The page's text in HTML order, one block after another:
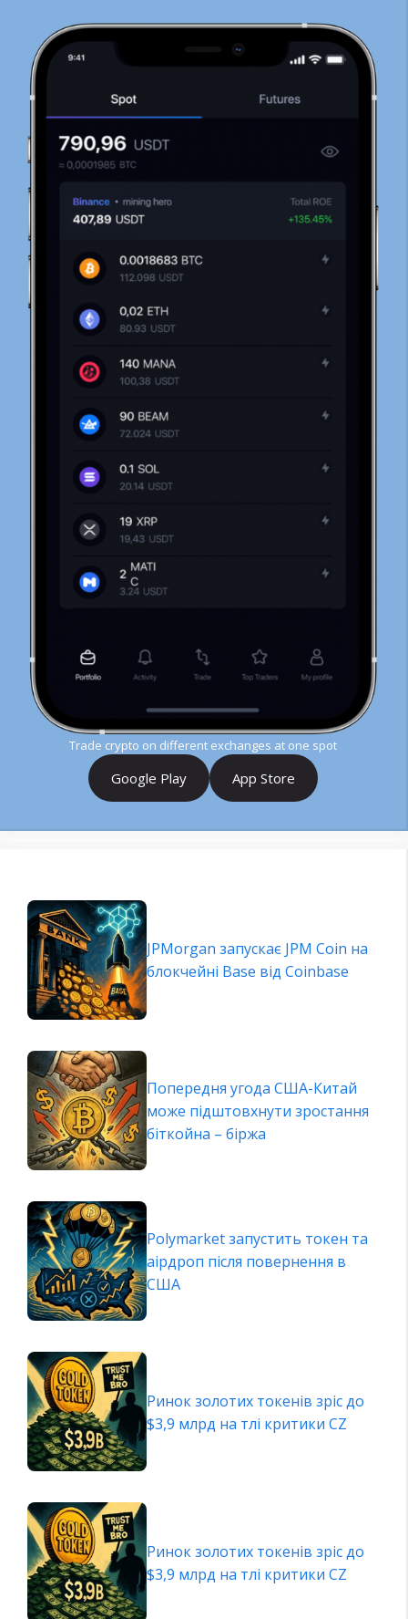
Trade crypto on different exchanges at one spot
Google Play App Store
JPMorgan запускає JPM Coin на
блокчейні Base від Coinbase
Попередня угода США-Китай
може підштовхнути зростання
біткойна – біржа
Polymarket запустить токен та
аірдроп після повернення в
США
Ринок золотих токенів зріс до
$3,9 млрд на тлі критики CZ
Ринок золотих токенів зріс до
$3,9 млрд на тлі критики CZ